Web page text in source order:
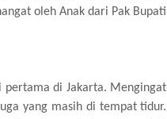
oleh Anak dari Pak Bupati
di Jakarta. Mengingat
yang masih di tempat tidur.